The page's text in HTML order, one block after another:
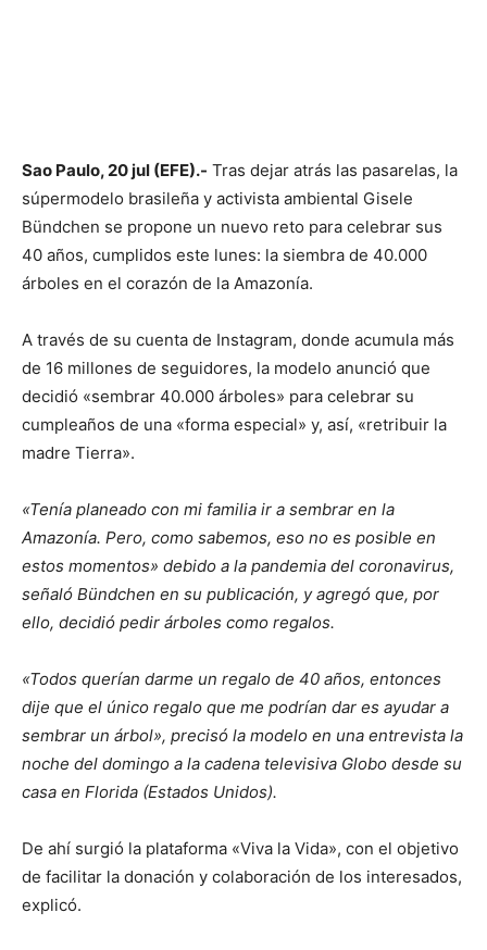
Sao Paulo, 20 jul (EFE).- Tras dejar atrás las pasarelas, la
súpermodelo brasileña y activista ambiental Gisele
Bündchen se propone un nuevo reto para celebrar sus
40 años, cumplidos este lunes: la siembra de 40.000
árboles en el corazón de la Amazonía.
A través de su cuenta de Instagram, donde acumula más
de 16 millones de seguidores, la modelo anunció que
decidió «sembrar 40.000 árboles» para celebrar su
cumpleaños de una «forma especial» y, así, «retribuir la
madre Tierra».
«Tenía planeado con mi familia ir a sembrar en la
Amazonía. Pero, como sabemos, eso no es posible en
estos momentos» debido a la pandemia del coronavirus,
señaló Bündchen en su publicación, y agregó que, por
ello, decidió pedir árboles como regalos.
«Todos querían darme un regalo de 40 años, entonces
dije que el único regalo que me podrían dar es ayudar a
sembrar un árbol», precisó la modelo en una entrevista la
noche del domingo a la cadena televisiva Globo desde su
casa en Florida (Estados Unidos).
De ahí surgió la plataforma «Viva la Vida», con el objetivo
de facilitar la donación y colaboración de los interesados,
explicó.